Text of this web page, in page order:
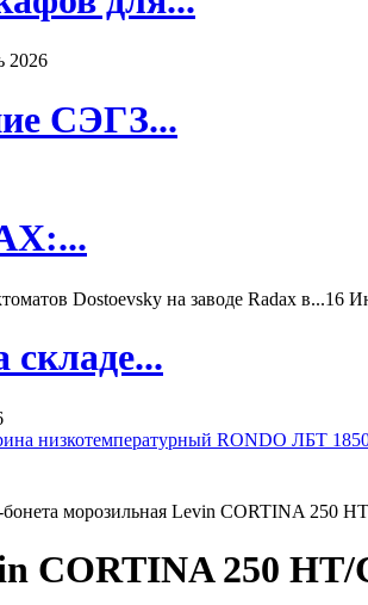
2026
СЭГЗ...
Dostoevsky на заводе Radax в...16
низкотемпературный RONDO ЛБТ
CORTINA 250